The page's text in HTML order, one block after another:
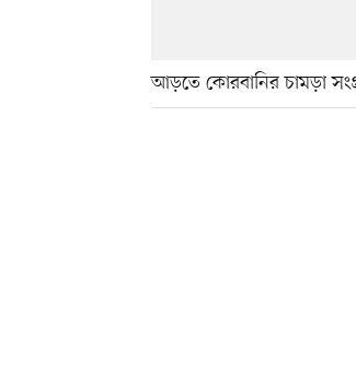
আড়তে কোরবানির চামড়া